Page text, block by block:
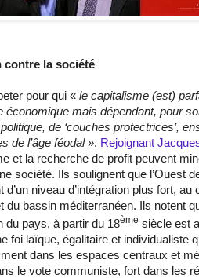
contre la société
pour qui « le capitalisme (est)
économique mais dépendant, pour
de ‘couches protectrices’,
de l’âge féodal». Rejoignant
et la recherche de profit peuvent
société. Ils soulignent que l’Ouest
d’un niveau d’intégration plus fort, au
du bassin méditerranéen. Ils notent
du pays, à partir du 18ème siècle est
foi laïque, égalitaire et individualiste
dans les espaces centraux et
le vote communiste, fort dans les